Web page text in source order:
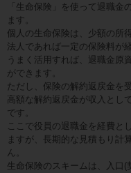
「生命保険」を使って退職金
ます。
個人の生命保険は、少額の所
法人であれば一定の保険料が
うまく活用すれば、退職金原
ができます。
ただし、保険の解約返戻金を
高額な解約返戻金が収入とし
です。
ここで役員の退職金を経費と
ますが、長期的な見積もり計
ん。
生命保険のスキームは、入口(